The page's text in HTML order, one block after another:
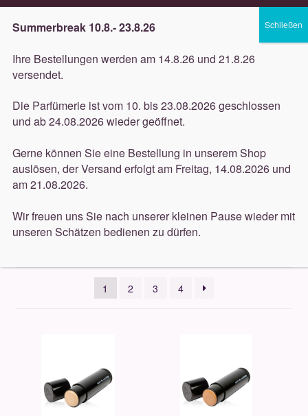
Lieferung innerhalb 3 Werktagen
Navigation
springen
Inhalt
springen
Düfte
öffnen
öffnen
Dekorative
Accessoires
öffnen
Start Dekorative
Dekorative
1 2 3 4
Summerbreak 10.8.- 23.8.26
Ihre Bestellungen werden am 14.8.26 und 21.8.26
versendet.
Die Parfümerie ist vom 10. bis 23.08.2026 geschlossen
und ab 24.08.2026 wieder geöffnet.
Gerne können Sie eine Bestellung in unserem Shop
auslösen, der Versand erfolgt am Freitag, 14.08.2026 und
am 21.08.2026.
Wir freuen uns Sie nach unserer kleinen Pause wieder mit
unseren Schätzen bedienen zu dürfen.